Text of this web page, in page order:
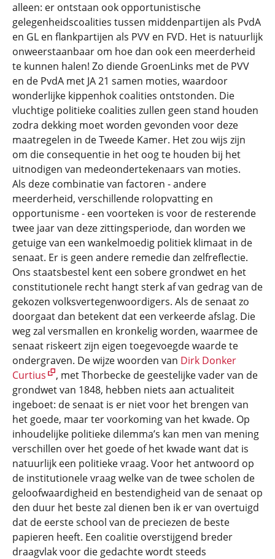
alleen: er ontstaan ook opportunistische
gelegenheidscoalities tussen middenpartijen als PvdA
en GL en flankpartijen als PVV en FVD. Het is natuurlijk
onweerstaanbaar om hoe dan ook een meerderheid
te kunnen halen! Zo diende GroenLinks met de PVV
en de PvdA met JA 21 samen moties, waardoor
wonderlijke kippenhok coalities ontstonden. Die
vluchtige politieke coalities zullen geen stand houden
zodra dekking moet worden gevonden voor deze
maatregelen in de Tweede Kamer. Het zou wijs zijn
om die consequentie in het oog te houden bij het
uitnodigen van medeondertekenaars van moties.
Als deze combinatie van factoren - andere
meerderheid, verschillende rolopvatting en
opportunisme - een voorteken is voor de resterende
twee jaar van deze zittingsperiode, dan worden we
getuige van een wankelmoedig politiek klimaat in de
senaat. Er is geen andere remedie dan zelfreflectie.
Ons staatsbestel kent een sobere grondwet en het
constitutionele recht hangt sterk af van gedrag van de
gekozen volksvertegenwoordigers. Als de senaat zo
doorgaat dan betekent dat een verkeerde afslag. Die
weg zal versmallen en kronkelig worden, waarmee de
senaat riskeert zijn eigen toegevoegde waarde te
ondergraven. De wijze woorden van Dirk Donker
Curtius
, met Thorbecke de geestelijke vader van de
grondwet van 1848, hebben niets aan actualiteit
ingeboet: de senaat is er niet voor het brengen van
het goede, maar ter voorkoming van het kwade. Op
inhoudelijke politieke dilemma’s kan men van mening
verschillen over het goede of het kwade want dat is
natuurlijk een politieke vraag. Voor het antwoord op
de institutionele vraag welke van de twee scholen de
geloofwaardigheid en bestendigheid van de senaat op
den duur het beste zal dienen ben ik er van overtuigd
dat de eerste school van de preciezen de beste
papieren heeft. Een coalitie overstijgend breder
draagvlak voor die gedachte wordt steeds